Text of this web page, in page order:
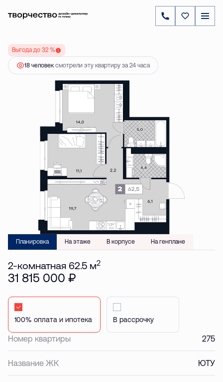
2-комнатная62.5 м 31 815 000 ₽
Выгода до 32 %
18 человек смотрели эту квартиру за 24 часа
Планировка На этаже В корпусе На генплане
2-комнатная 62.5 м2
31 815 000 ₽
Стандартная Стандартная
Номер квартиры 275
Название ЖК ЮТУ